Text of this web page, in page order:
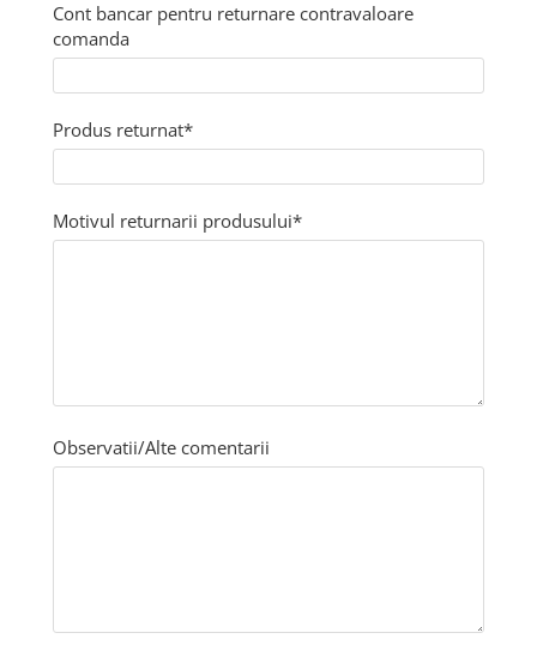
VOUCHER CADOU
Zootehnie
Asomator
Hrănitoare
Tot ce ai nevoie pentru FERMA TA
Cont bancar pentru returnare contravaloare
comanda
Produs returnat*
Motivul returnarii produsului*
Observatii/Alte comentarii